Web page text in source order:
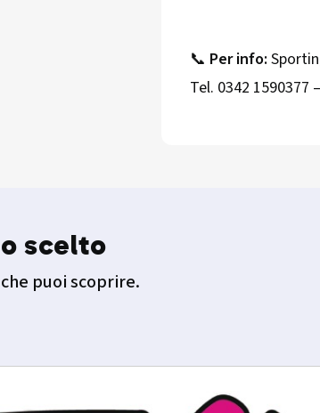
📞 Per info:
Tel. 0342
scelto
puoi scoprire.